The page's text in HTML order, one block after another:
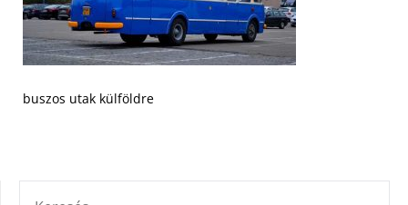
buszos utak külföldre